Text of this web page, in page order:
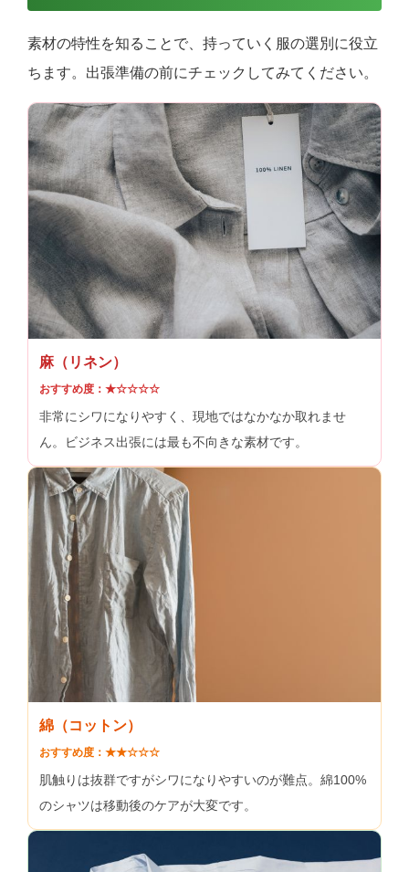
素材の特性を知ることで、持っていく服の選別に役立
ちます。出張準備の前にチェックしてみてください。
麻（リネン）
おすすめ度：★☆☆☆☆
非常にシワになりやすく、現地ではなかなか取れませ
ん。ビジネス出張には最も不向きな素材です。
綿（コットン）
おすすめ度：★★☆☆☆
肌触りは抜群ですがシワになりやすいのが難点。綿100%
のシャツは移動後のケアが大変です。